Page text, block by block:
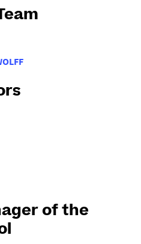
of the